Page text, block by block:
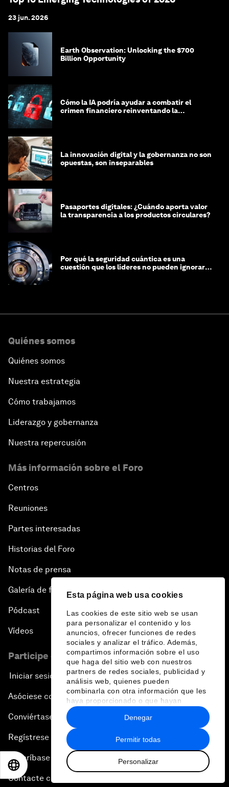
Esta página web usa cookies
Las cookies de este sitio web se usan
para personalizar el contenido y los
anuncios, ofrecer funciones de redes
sociales y analizar el tráfico. Además,
compartimos información sobre el uso
que haga del sitio web con nuestros
partners de redes sociales, publicidad y
análisis web, quienes pueden
combinarla con otra información que les
haya proporcionado o que hayan
recopilado a partir del uso que haya
hecho de sus servicios.
Permitir todas
Personalizar
Denegar
23 jun. 2026
Earth Observation: Unlocking the $700
Billion Opportunity
Cómo la IA podría ayudar a combatir el
crimen financiero reinventando la
La innovación digital y la gobernanza no son
opuestas, son inseparables
Pasaportes digitales: ¿Cuándo aporta valor
la transparencia a los productos circulares?
Por qué la seguridad cuántica es una
cuestión que los líderes no pueden ignorar
Quiénes somos
Quiénes somos
Nuestra estrategia
Cómo trabajamos
Liderazgo y gobernanza
Nuestra repercusión
Más información sobre el Foro
Centros
Reuniones
Partes interesadas
Historias del Foro
Notas de prensa
Galería de fotos
Pódcast
Vídeos
Participe en el Foro
Iniciar sesión
Asóciese con nosotros
Conviértase en miembro
Regístrese para recibir nuestras notas de prensa
Suscríbase a nuestros boletines
Contacte con nosotros